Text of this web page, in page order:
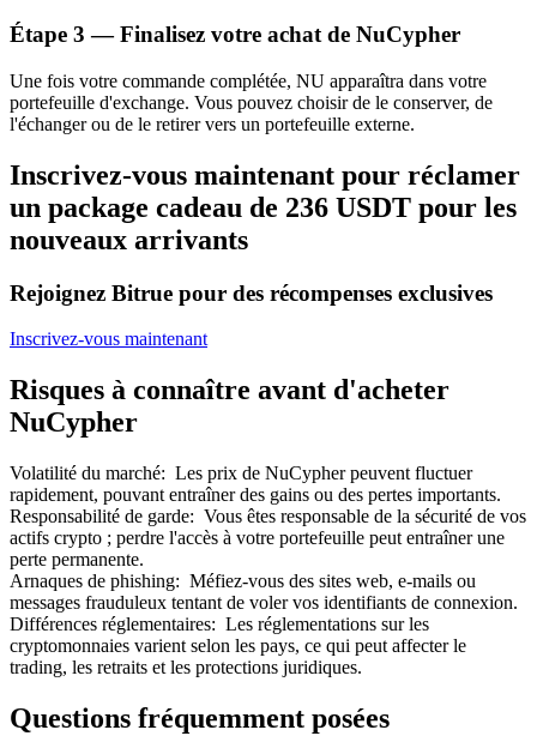
Partenaires Bitrue
Affiliés Bitrue
Invitez un ami pour recevoir des récompenses en espèces
Étape 3 —Finalisez votre achat de NuCypher
Une fois votre commande complétée, NU apparaîtra dans votre
portefeuille d'exchange. Vous pouvez choisir de le conserver, de
l'échanger ou de le retirer vers un portefeuille externe.
Inscrivez-vous maintenant pour réclamer
un package cadeau de 236 USDT pour les
nouveaux arrivants
Rejoignez Bitrue pour des récompenses exclusives
Inscrivez-vous maintenant
Risques à connaître avant d'acheter
NuCypher
Volatilité du marché: Les prix de NuCypher peuvent fluctuer
rapidement, pouvant entraîner des gains ou des pertes importants.
Responsabilité de garde: Vous êtes responsable de la sécurité de vos
actifs crypto ; perdre l'accès à votre portefeuille peut entraîner une
perte permanente.
Arnaques de phishing: Méfiez-vous des sites web, e-mails ou
messages frauduleux tentant de voler vos identifiants de connexion.
Différences réglementaires: Les réglementations sur les
cryptomonnaies varient selon les pays, ce qui peut affecter le
trading, les retraits et les protections juridiques.
Questions fréquemment posées